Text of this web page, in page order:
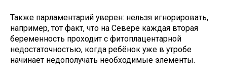
Также парламентарий уверен: нельзя игнорировать,
например, тот факт, что на Севере каждая вторая
беременность проходит с фитоплацентарной
недостаточностью, когда ребёнок уже в утробе
начинает недополучать необходимые элементы.